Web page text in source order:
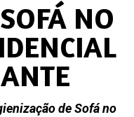
NO
de Sofá no